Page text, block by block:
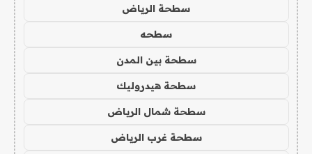
سطحة الرياض
سطحه
سطحة بين المدن
سطحة هيدروليك
سطحة شمال الرياض
سطحة غرب الرياض